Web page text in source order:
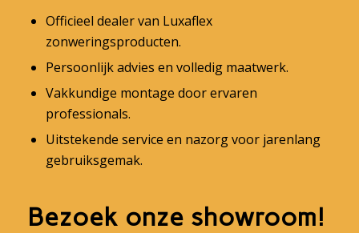
Officieel dealer van Luxaflex
zonweringsproducten.
Persoonlijk advies en volledig maatwerk.
Vakkundige montage door ervaren
professionals.
Uitstekende service en nazorg voor jarenlang
gebruiksgemak.
Bezoek onze showroom!